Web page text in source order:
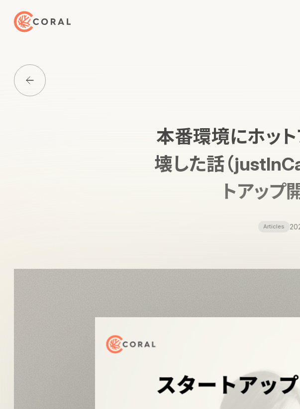
トップページへ戻る
Media一覧に戻る
本番環境にホット
壊した話（
トアップ
Articles